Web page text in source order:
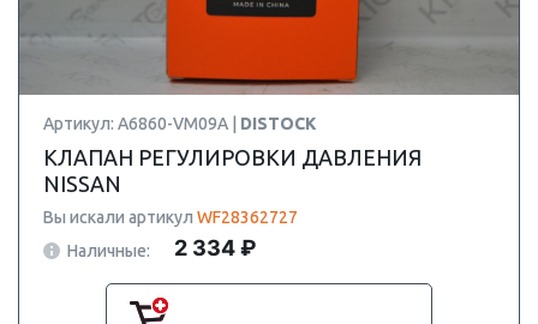
Артикул: A6860-VM09A | DISTOCK
КЛАПАН РЕГУЛИРОВКИ ДАВЛЕНИЯ
NISSAN
Вы искали артикул WF28362727
Наличные:
2 334 ₽